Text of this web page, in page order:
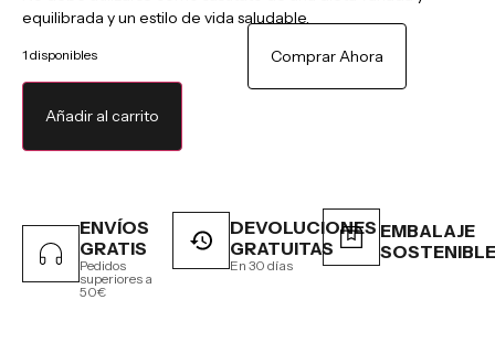
equilibrada y un estilo de vida saludable.
1 disponibles
Añadir al carrito
Comprar Ahora
ENVÍOS
GRATIS
Pedidos
superiores a
50€
DEVOLUCIONES
GRATUITAS
En 30 días
EMBALAJE
SOSTENIBLE